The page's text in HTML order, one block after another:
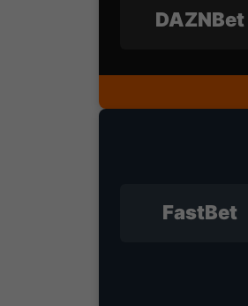
DAZNBet
FastBet